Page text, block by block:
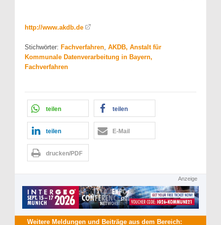
http://www.akdb.de
Stichwörter: Fachverfahren, AKDB, Anstalt für
Kommunale Datenverarbeitung in Bayern,
Fachverfahren
teilen teilen
teilen E-Mail
drucken/PDF
Anzeige
Weitere Meldungen und Beiträge aus dem Bereich: